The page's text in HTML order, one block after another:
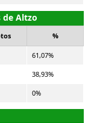
de Altzo
%
61,07%
38,93%
0%